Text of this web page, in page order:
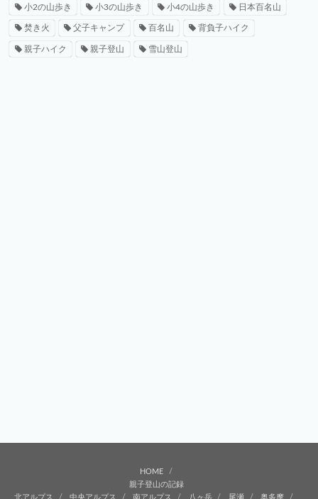
小2の山歩き 小3の山歩き 小4の山歩き 日本百名山
焚き火 父子キャンプ 百名山 背負子ハイク
親子ハイク 親子登山 雪山登山
HOME
親子登山の記録
北アルプス
中央アルプス 南アルプス 八ヶ岳 尾瀬 奥多摩